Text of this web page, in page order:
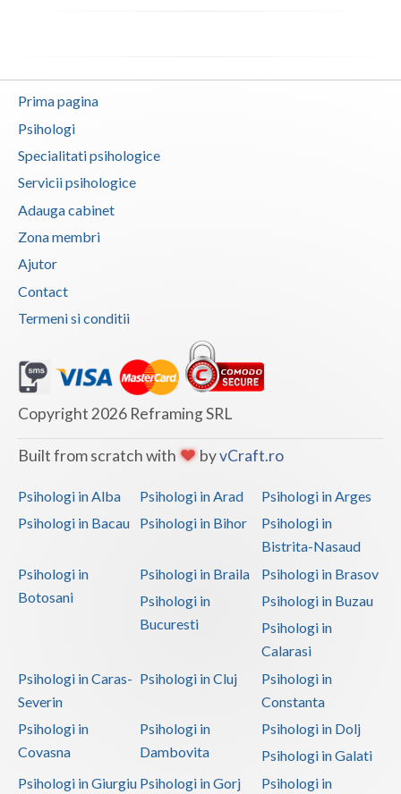
Prahova
Salaj
Satu-Mare
Sibiu
Suceava
Teleorman
Timis
Valcea
Vaslui
Vrancea
Prima pagina
Psihologi
Specialitati psihologice
Servicii psihologice
Adauga cabinet
Zona membri
Ajutor
Contact
Termeni si conditii
Copyright 2026 Reframing SRL
Built from scratch with byvCraft.ro
Psihologi in Alba Psihologi in Arad
Psihologi in Arges
Psihologi in Bacau
Psihologi in Bihor
Psihologi in
Bistrita-Nasaud
Psihologi in
Botosani
Psihologi in Braila
Psihologi in Brasov
Psihologi in
Bucuresti
Psihologi in Buzau
Psihologi in
Calarasi
Psihologi in Caras-
Severin
Psihologi in Cluj
Psihologi in
Constanta
Psihologi in
Covasna
Psihologi in
Dambovita
Psihologi in Dolj
Psihologi in Galati
Psihologi in Giurgiu Psihologi in Gorj Psihologi in